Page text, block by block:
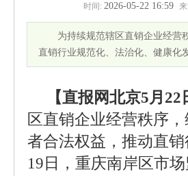
时间: 2026-05-22 16:59
为持续规范辖区直销企业经营
直销行业规范化、法治化、健康化
【直报网北京5月
区直销企业经营秩序
者合法权益，推动直
19日，重庆南岸区市